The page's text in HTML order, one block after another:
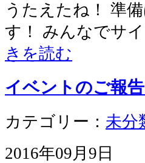
うたえたね！ 準
す！ みんなでサ
きを読む
イベントのご報
カテゴリー： 未分
2016年09月9日